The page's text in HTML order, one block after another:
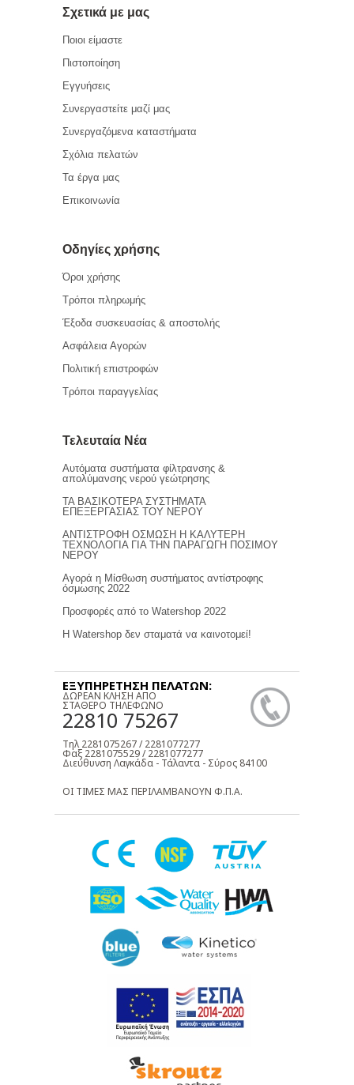
Σχετικά με μας
Ποιοι είμαστε
Πιστοποίηση
Εγγυήσεις
Συνεργαστείτε μαζί μας
Συνεργαζόμενα καταστήματα
Σχόλια πελατών
Τα έργα μας
Επικοινωνία
Οδηγίες χρήσης
Όροι χρήσης
Τρόποι πληρωμής
Έξοδα συσκευασίας & αποστολής
Ασφάλεια Αγορών
Πολιτική επιστροφών
Τρόποι παραγγελίας
Τελευταία Νέα
Αυτόματα συστήματα φίλτρανσης &
απολύμανσης νερού γεώτρησης
ΤΑ ΒΑΣΙΚΟΤΕΡΑ ΣΥΣΤΗΜΑΤΑ
ΕΠΕΞΕΡΓΑΣΙΑΣ ΤΟΥ ΝΕΡΟΥ
ΑΝΤΙΣΤΡΟΦΗ ΟΣΜΩΣΗ Η ΚΑΛΥΤΕΡΗ
ΤΕΧΝΟΛΟΓΙΑ ΓΙΑ ΤΗΝ ΠΑΡΑΓΩΓΗ ΠΟΣΙΜΟΥ
ΝΕΡΟΥ
Αγορά η Μίσθωση συστήματος αντίστροφης
όσμωσης 2022
Προσφορές από το Watershop 2022
Η Watershop δεν σταματά να καινοτομεί!
ΕΞΥΠΗΡΕΤΗΣΗ ΠΕΛΑΤΩΝ:
ΔΩΡΕΑΝ ΚΛΗΣΗ ΑΠΟ
ΣΤΑΘΕΡΟ ΤΗΛΕΦΩΝΟ
22810 75267
Τηλ 2281075267 / 2281077277
Φαξ 2281075529 / 2281077277
Διεύθυνση Λαγκάδα - Τάλαντα - Σύρος 84100
ΟΙ ΤΙΜΕΣ ΜΑΣ ΠΕΡΙΛΑΜΒΑΝΟΥΝ Φ.Π.Α.